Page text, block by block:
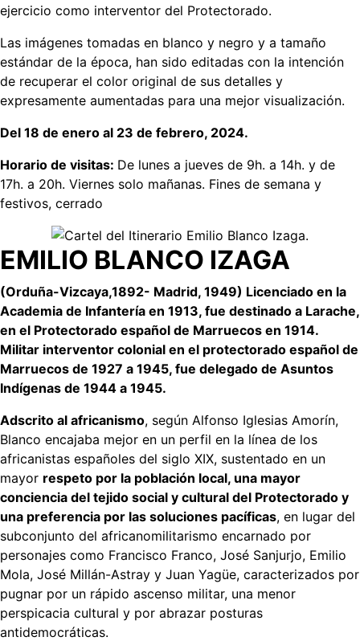
ejercicio como interventor del Protectorado.
Las imágenes tomadas en blanco y negro y a tamaño
estándar de la época, han sido editadas con la intención
de recuperar el color original de sus detalles y
expresamente aumentadas para una mejor visualización.
Del 18 de enero al 23 de febrero, 2024.
Horario de visitas: De lunes a jueves de 9h. a 14h. y de
17h. a 20h. Viernes solo mañanas. Fines de semana y
festivos, cerrado
EMILIO BLANCO IZAGA
(Orduña-Vizcaya,1892- Madrid, 1949) Licenciado en la
Academia de Infantería en 1913, fue destinado a Larache,
en el Protectorado español de Marruecos en 1914.
Militar interventor colonial en el protectorado español de
Marruecos de 1927 a 1945, fue delegado de Asuntos
Indígenas de 1944 a 1945.
Adscrito al africanismo, según Alfonso Iglesias Amorín,
Blanco encajaba mejor en un perfil en la línea de los
africanistas españoles del siglo XIX, sustentado en un
mayor respeto por la población local, una mayor
conciencia del tejido social y cultural del Protectorado y
una preferencia por las soluciones pacíficas, en lugar del
subconjunto del africanomilitarismo encarnado por
personajes como Francisco Franco, José Sanjurjo, Emilio
Mola, José Millán-Astray y Juan Yagüe, caracterizados por
pugnar por un rápido ascenso militar, una menor
perspicacia cultural y por abrazar posturas
antidemocráticas.